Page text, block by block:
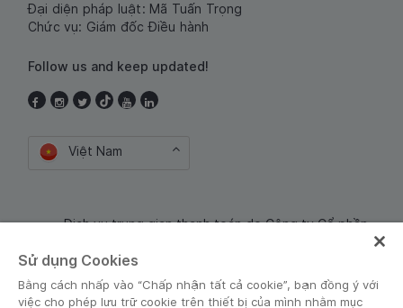
Đại diện pháp luật: Mã Tuấn Trọng
Chức vụ: Giám đốc Điều hành
Follow us and keep updated!
Việt Nam
Dịch vụ trung gian thanh toán do Công ty Cổ phần
Sử dụng Cookies
Bằng cách nhấp vào “Chấp nhận tất cả cookie”, bạn đồng ý với
việc cho phép lưu trữ cookie trên thiết bị của mình nhằm mục